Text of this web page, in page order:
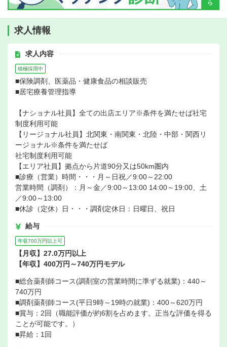
求人情報
求人内容
積極採用中
■保険調剤、医薬品・健康食品の相談販売
■居宅療養管理指導
【ナショナル社員】全ての出店エリア※条件を満たせば社宅
制度利用可能
【リージョナル社員】北関東・南関東・北陸・中部・関西リ
ージョナル※条件を満たせば
社宅制度利用可能
【エリア社員】拠点から片道90分又は50km圏内
■診療（営業）時間・・・月～日祝／9:00～22:00
営業時間（調剤）：月～金／9:00～13:00 14:00～19:00、土
／9:00～13:00
■休診（定休）日・・・調剤定休日：日曜日、祝日
給与
年収700万円以上可
【月収】27.0万円以上
【年収】400万円～740万円モデル
■総合薬剤師コース(調剤室の営業時間に準ずる就業)：440～
740万円
■調剤薬剤師コース(平日9時～19時の就業)：400～620万円
■賞与：2回（職能評価が約6割を占めます。正当な評価を得る
ことが可能です。）
■昇給：1回